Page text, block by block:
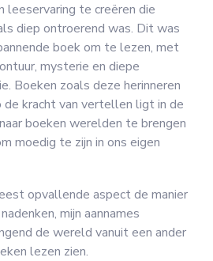
leeservaring te creëren die
diep ontroerend was. Dit was
boek om te lezen, met
mysterie en diepe
Boeken zoals deze herinneren
de kracht van vertellen ligt in de
boeken werelden te brengen
moedig te zijn in ons eigen
opvallende aspect de manier
mijn aannames
de wereld vanuit een ander
lezen zien.